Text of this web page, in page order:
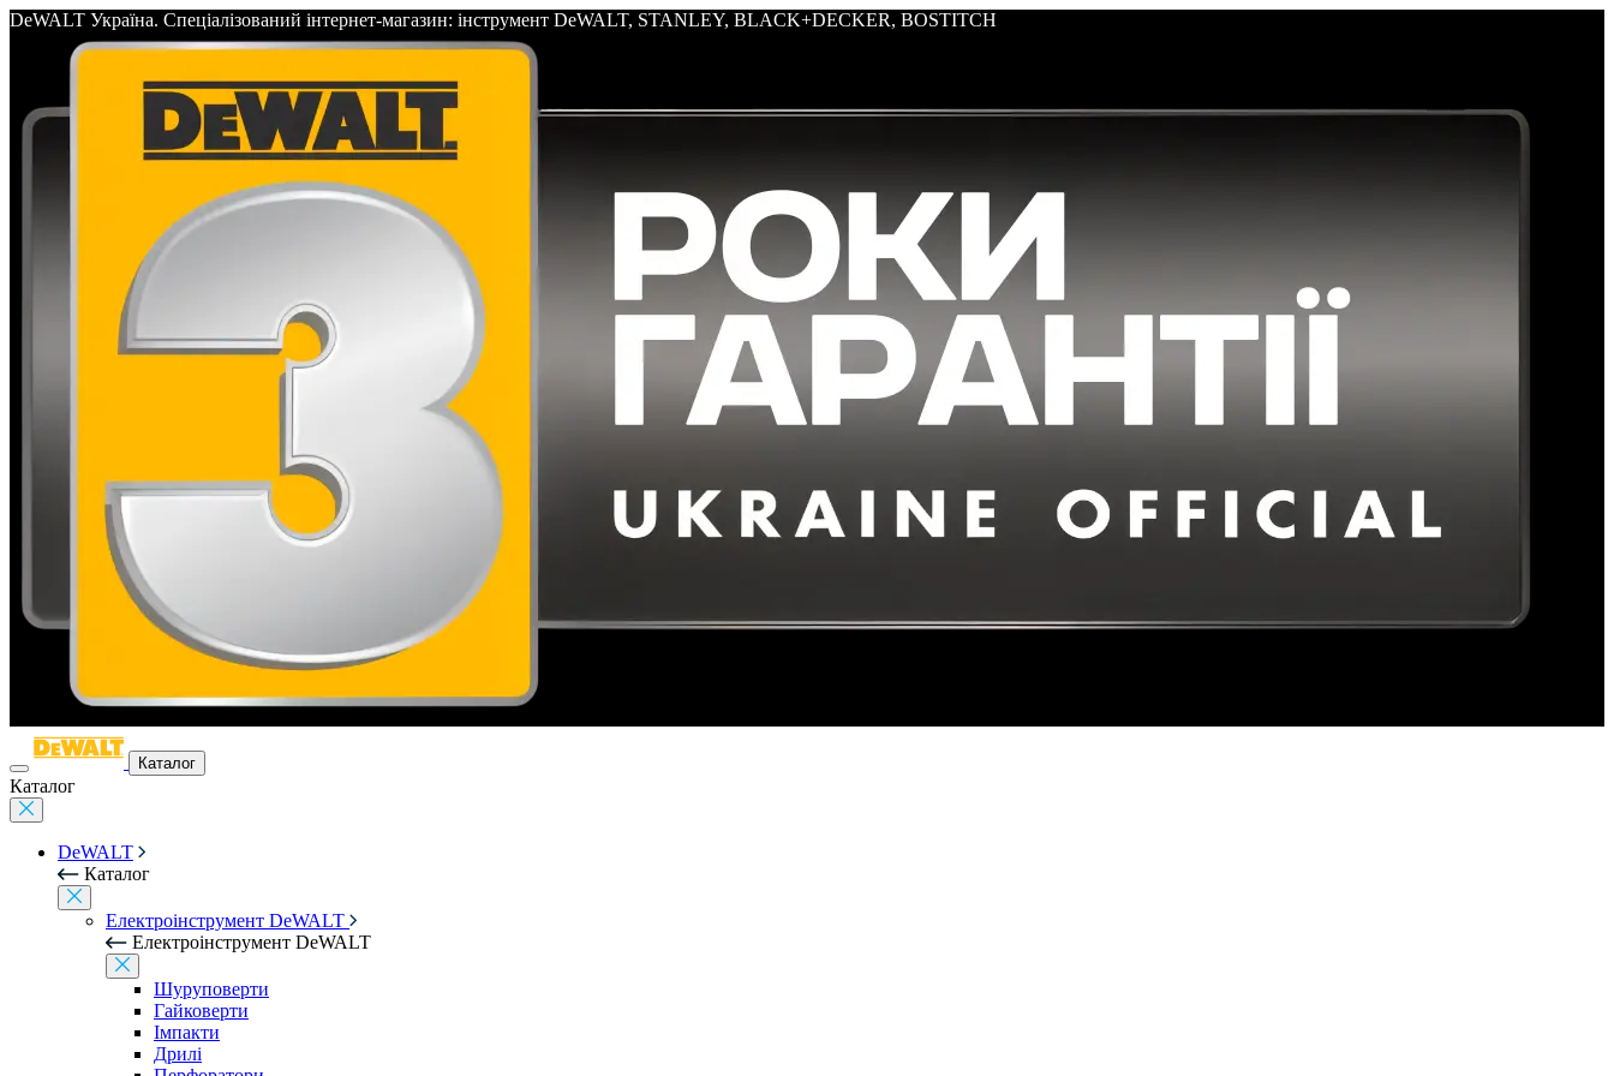
DeWALT Україна. Спеціалізований інтернет-магазин: інструмент DeWALT, STANLEY, BLACK+DECKER, BOSTITCH
Каталог
Каталог
DeWALT
Каталог
Електроінструмент DeWALT
Електроінструмент DeWALT
Шуруповерти
Гайковерти
Імпакти
Дрилі